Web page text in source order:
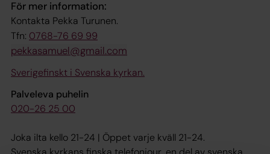
För mer information:
Kontakta Pekka Turunen.
Tfn: 0768-76 69 99
pekkasamuel@gmail.com
Sverigefinskt i Svenska kyrkan.
Palveleva puhelin
020-26 25 00
Joka ilta kello 21-24 | Öppet varje kväll 21-24.